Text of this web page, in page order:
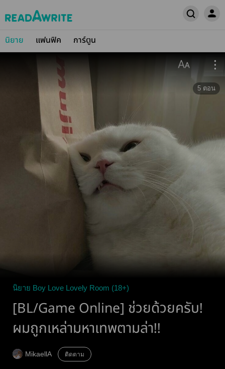
นิยาย แฟนฟิค การ์ตูน
5 ตอน
นิยาย Boy Love Lovely Room (18+)
[BL/Game Online] ช่วยด้วยครับ!
ผมถูกเหล่ามหาเทพตามล่า!!
MikaellA ติดตาม